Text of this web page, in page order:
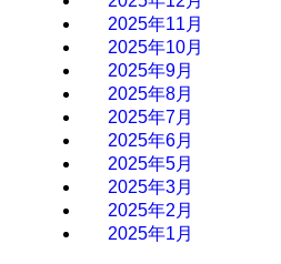
2025年11月
2025年10月
2025年9月
2025年8月
2025年7月
2025年6月
2025年5月
2025年3月
2025年2月
2025年1月